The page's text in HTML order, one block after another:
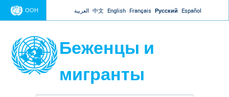
Jump to navigation
ООН العربية 中文 English Français Русский Español
Беженцы и
мигранты